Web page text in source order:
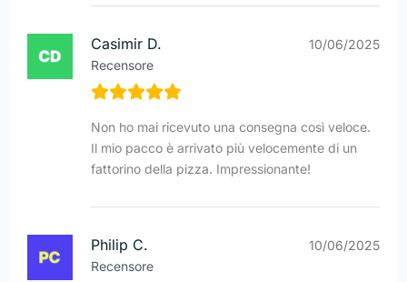
Casimir D.
Recensore
10/06/2025
Non ho mai ricevuto una consegna così veloce.
Il mio pacco è arrivato più velocemente di un
fattorino della pizza. Impressionante!
Philip C.
Recensore
10/06/2025